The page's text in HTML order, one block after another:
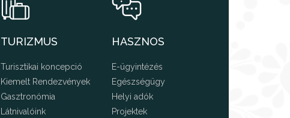
TURIZMUS
Turisztikai koncepció
Kiemelt Rendezvények
Gasztronómia
Látnivalóink
HASZNOS
E-ügyintézés
Egészségügy
Helyi adók
Projektek